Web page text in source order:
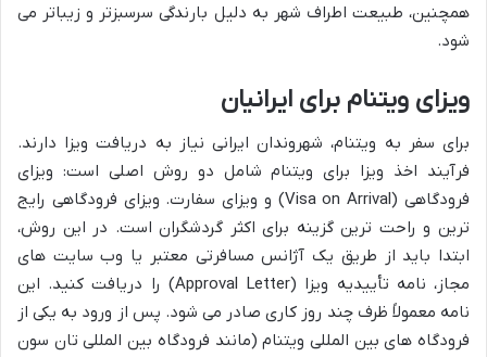
همچنین، طبیعت اطراف شهر به دلیل بارندگی سرسبزتر و زیباتر می
شود.
ویزای ویتنام برای ایرانیان
برای سفر به ویتنام، شهروندان ایرانی نیاز به دریافت ویزا دارند.
فرآیند اخذ ویزا برای ویتنام شامل دو روش اصلی است: ویزای
فرودگاهی (Visa on Arrival) و ویزای سفارت. ویزای فرودگاهی رایج
ترین و راحت ترین گزینه برای اکثر گردشگران است. در این روش،
ابتدا باید از طریق یک آژانس مسافرتی معتبر یا وب سایت های
مجاز، نامه تأییدیه ویزا (Approval Letter) را دریافت کنید. این
نامه معمولاً ظرف چند روز کاری صادر می شود. پس از ورود به یکی از
فرودگاه های بین المللی ویتنام (مانند فرودگاه بین المللی تان سون